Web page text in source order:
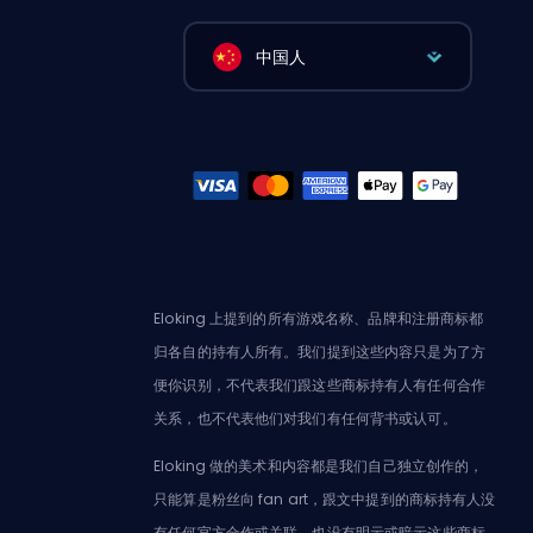
中国人
Eloking 上提到的所有游戏名称、品牌和注册商标都
归各自的持有人所有。我们提到这些内容只是为了方
便你识别，不代表我们跟这些商标持有人有任何合作
关系，也不代表他们对我们有任何背书或认可。
Eloking 做的美术和内容都是我们自己独立创作的，
只能算是粉丝向 fan art，跟文中提到的商标持有人没